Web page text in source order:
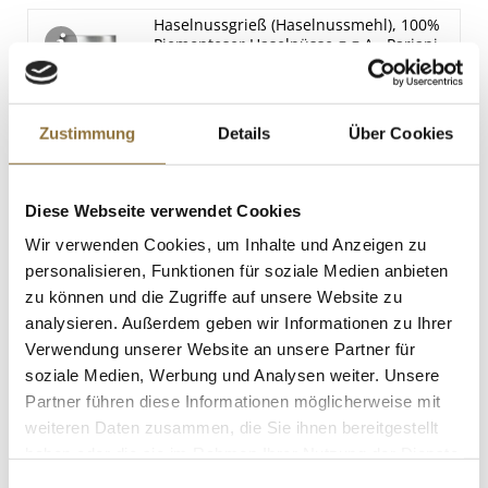
Zustimmung Details Über Cookies
Diese Webseite verwendet Cookies
Wir verwenden Cookies, um Inhalte und Anzeigen zu
personalisieren, Funktionen für soziale Medien anbieten
zu können und die Zugriffe auf unsere Website zu
analysieren. Außerdem geben wir Informationen zu Ihrer
Verwendung unserer Website an unsere Partner für
soziale Medien, Werbung und Analysen weiter. Unsere
Partner führen diese Informationen möglicherweise mit
weiteren Daten zusammen, die Sie ihnen bereitgestellt
0 g
Spuren
Spuren
LEBENSMITTELKENNZEICHNUNGEN
Haselnussgrieß (Haselnussmehl), 100%
Piemonteser Haselnüsse g.g.A., Pariani,
€ 9,95
St.
Orangenblütenwasser, mit
Orangenblütenextrakt, 250 ml
Art.Nr.:28341